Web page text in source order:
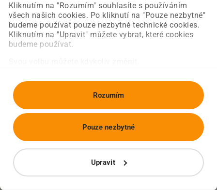
Kliknutím na "Rozumím" souhlasíte s používáním
všech našich cookies. Po kliknutí na "Pouze nezbytné"
budeme používat pouze nezbytné technické cookies.
Kliknutím na "Upravit" můžete vybrat, které cookies
budeme používat.
Rozumím
Upravit
Pouze nezbytné
Obnovit stránku Úvodní strana